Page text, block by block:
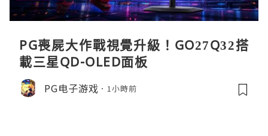
PG喪屍大作戰視覺升級！GO27Q32搭
載三星QD-OLED面板
PG电子游戏 1小時前